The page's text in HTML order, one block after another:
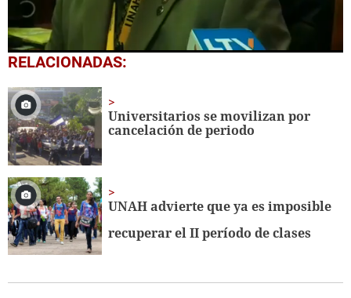
0
seconds
2
minutes,
45
seconds
RELACIONADAS:
Universitarios se movilizan por
cancelación de periodo
UNAH advierte que ya es imposible
recuperar el II período de clases